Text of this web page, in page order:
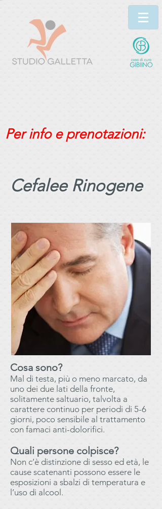
Per info e prenotazioni:
Cefalee Rinogene
Cosa sono?
Mal di testa, più o meno marcato, da
uno dei due lati della fronte,
solitamente saltuario, talvolta a
carattere continuo per periodi di 5-6
giorni, poco sensibile al trattamento
con famaci anti-dolorifici.
Quali persone colpisce?
Non c’è distinzione di sesso ed età, le
cause scatenanti possono essere le
esposizioni a sbalzi di temperatura e
l’uso di alcool.